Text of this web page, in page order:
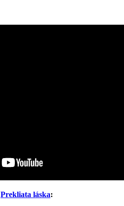
Prekliata láska: